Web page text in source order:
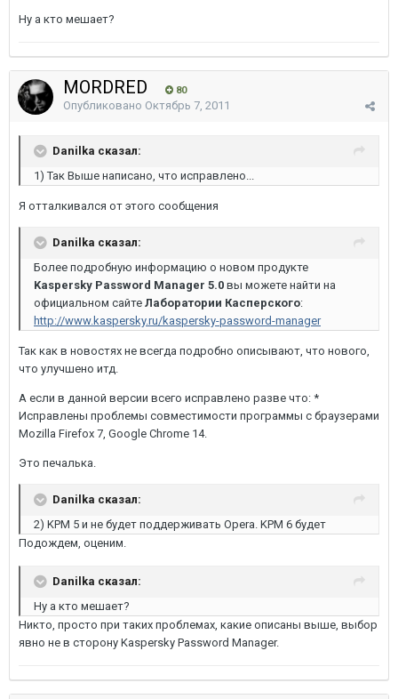
Ну а кто мешает?
MORDRED 80
Опубликовано Октябрь 7, 2011
Danilka сказал:
1) Так Выше написано, что исправлено...
Я отталкивался от этого сообщения
Danilka сказал:
Более подробную информацию о новом продукте
Kaspersky Password Manager 5.0 вы можете найти на
официальном сайте Лаборатории Касперского:
http://www.kaspersky.ru/kaspersky-password-manager
Так как в новостях не всегда подробно описывают, что нового,
что улучшено итд.
А если в данной версии всего исправлено разве что: *
Исправлены проблемы совместимости программы с браузерами
Mozilla Firefox 7, Google Chrome 14.
Это печалька.
Danilka сказал:
2) KPM 5 и не будет поддерживать Opera. KPM 6 будет
Подождем, оценим.
Danilka сказал:
Ну а кто мешает?
Никто, просто при таких проблемах, какие описаны выше, выбор
явно не в сторону Kaspersky Password Manager.